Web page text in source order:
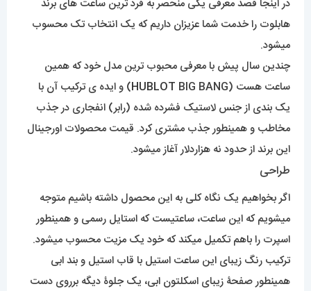
در اینجا قصد معرفی یکی منحصر به فرد ترین ساعت های برند
هابلوت را خدمت شما عزیزان داریم که یک انتخاب تک محسوب
میشود.
چندین سال پیش با معرفی محبوب ترین مدل خود که همین
ساعت هست (
HUBLOTBIG BANG) و ایده ی ترکیب آن با
یک بندی از جنس لاستیک فشرده شده (رابر) انفجاری در جذب
مخاطب و همینطور جذب مشتری کرد. قیمت محصولات اورجینال
این برند از حدود نه هزاردلار آغاز میشود.
طراحی
اگر بخواهیم یک نگاه کلی به این محصول داشته باشیم متوجه
میشویم که این ساعت، ساعتیست که استایل رسمی و همینطور
اسپرت را باهم تکمیل میکند که خود یک مزیت محسوب میشود.
ترکیب رنگ زیبای این ساعت استیل با قاب استیل و بند ابی
همینطور صفحۀ زیبای اسکلتون ابی، یک جلوۀ دیگه برروی دست